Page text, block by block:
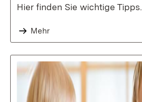
Hier finden Sie wichtige Tipps.
Mehr